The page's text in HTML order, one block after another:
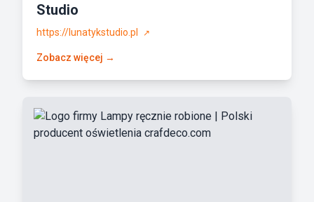
Studio
https://lunatykstudio.pl ↗
Zobacz więcej →